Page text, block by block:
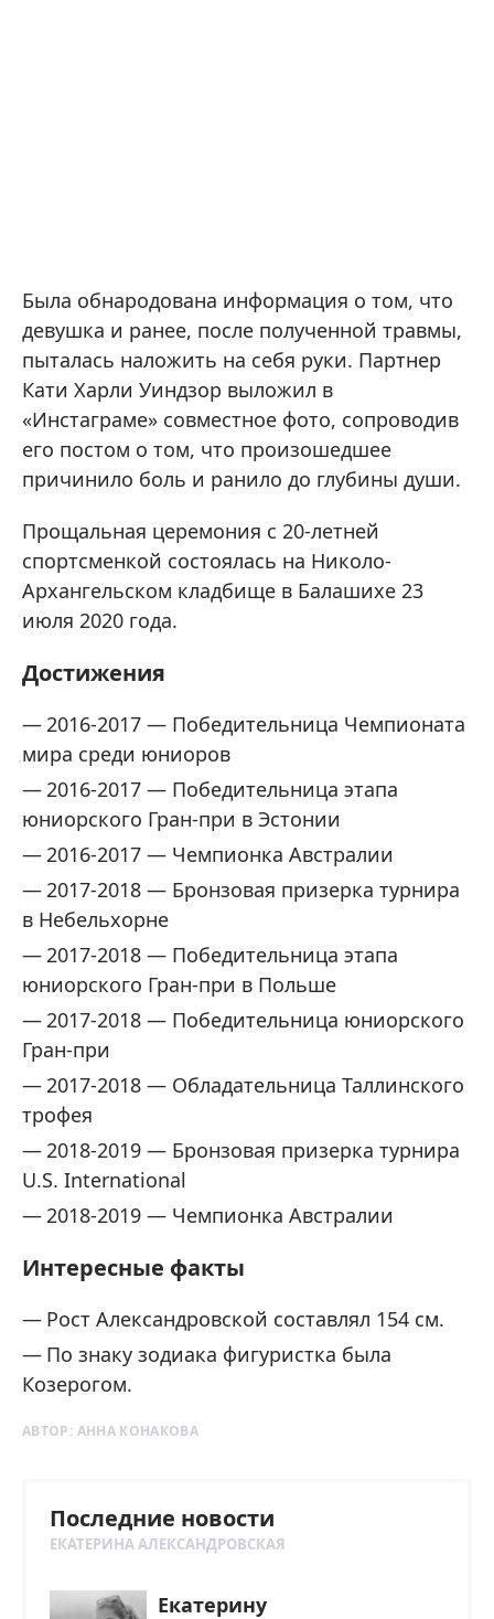
Была обнародована информация о том, что
девушка и ранее, после полученной травмы,
пыталась наложить на себя руки. Партнер
Кати Харли Уиндзор выложил в
«Инстаграме» совместное фото, сопроводив
его постом о том, что произошедшее
причинило боль и ранило до глубины души.
Прощальная церемония с 20-летней
спортсменкой состоялась на Николо-
Архангельском кладбище в Балашихе 23
июля 2020 года.
Достижения
2016-2017 — Победительница Чемпионата
мира среди юниоров
2016-2017 — Победительница этапа
юниорского Гран-при в Эстонии
2016-2017 — Чемпионка Австралии
2017-2018 — Бронзовая призерка турнира
в Небельхорне
2017-2018 — Победительница этапа
юниорского Гран-при в Польше
2017-2018 — Победительница юниорского
Гран-при
2017-2018 — Обладательница Таллинского
трофея
2018-2019 — Бронзовая призерка турнира
U.S. International
2018-2019 — Чемпионка Австралии
Интересные факты
Рост Александровской составлял 154 см.
По знаку зодиака фигуристка была
Козерогом.
АВТОР: АННА КОНАКОВА
Последние новости
ЕКАТЕРИНА АЛЕКСАНДРОВСКАЯ
Екатерину